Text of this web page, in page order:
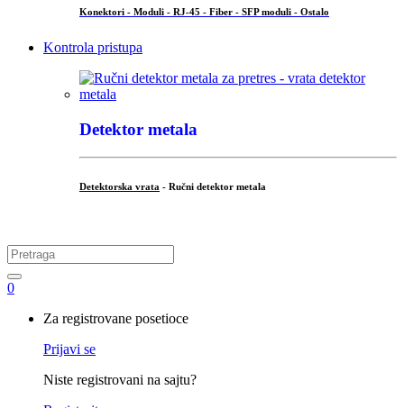
Konektori - Moduli - RJ-45 - Fiber - SFP moduli - Ostalo
Kontrola pristupa
Detektor metala
Detektorska vrata - Ručni detektor metala
Search
for:
0
Za registrovane posetioce
Prijavi se
Niste registrovani na sajtu?